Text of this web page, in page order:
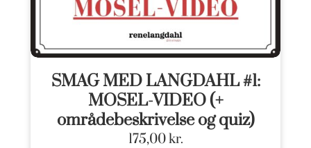
SMAG MED LANGDAHL #1:
MOSEL-VIDEO (+
områdebeskrivelse og quiz)
175,00kr.